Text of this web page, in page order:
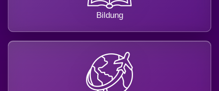
Bildung